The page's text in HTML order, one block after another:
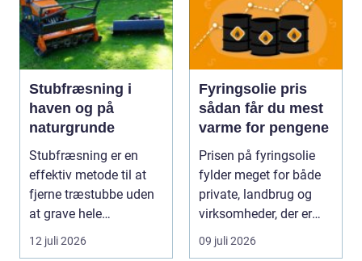
Stubfræsning i
haven og på
naturgrunde
Stubfræsning er en
effektiv metode til at
fjerne træstubbe uden
at grave hele
rodsystemet op.
Metode...
12 juli 2026
Fyringsolie pris
sådan får du mest
varme for pengene
Prisen på fyringsolie
fylder meget for både
private, landbrug og
virksomheder, der er
afhængige af o...
09 juli 2026